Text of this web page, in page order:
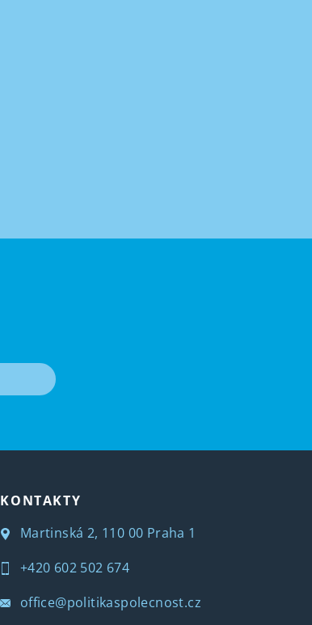
KONTAKTY
Martinská 2, 110 00 Praha 1
+420 602 502 674
office@politikaspolecnost.cz